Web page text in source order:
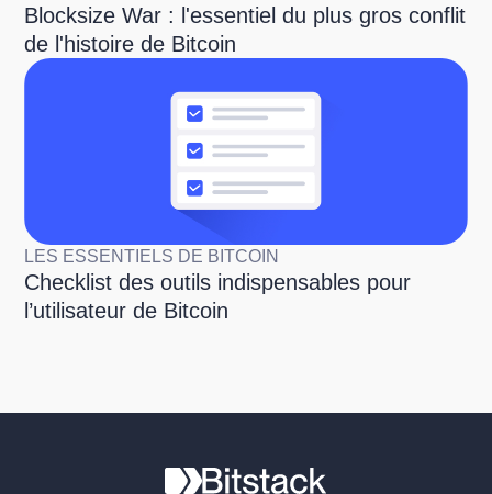
Blocksize War : l'essentiel du plus gros conflit
de l'histoire de Bitcoin
LES ESSENTIELS DE BITCOIN
Checklist des outils indispensables pour
l’utilisateur de Bitcoin